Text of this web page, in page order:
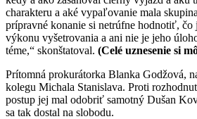
charakteru a aké vypaľovanie mala
prípravné konanie si netrúfne hodnotiť, čo
výkonu vyšetrovania a ani nie je jeho
téme,“ skonštatoval. (Celé uznesenie si
Prítomná prokurátorka Blanka Godžová,
kolegu Michala Stanislava. Proti
postup jej mal odobriť samotný Dušan
sa tak dostal na slobodu.